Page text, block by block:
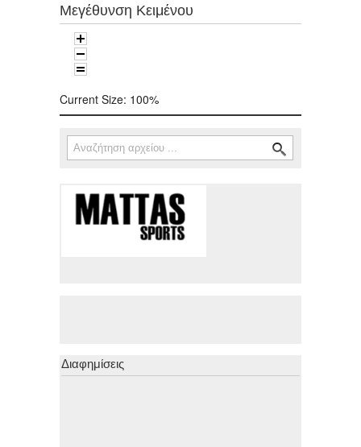
Μεγέθυνση Κειμένου
Current Size: 100%
Φόρμα αναζήτησης
Αναζήτηση
Διαφημίσεις